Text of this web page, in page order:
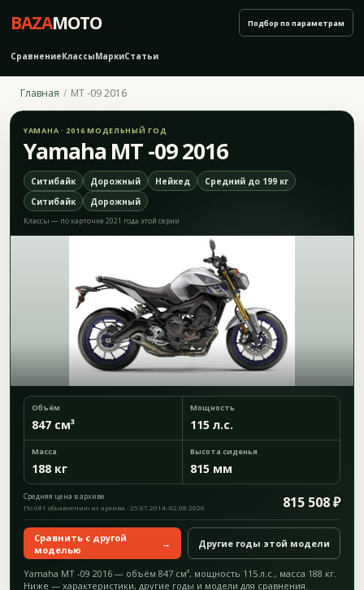
BAZAMOTO
СравнениеКлассыМаркиСтатьи
Подбор по параметрам
Главная MT -09 2016
YAMAHA · 2016 МОДЕЛЬНЫЙ ГОД
Yamaha MT -09 2016
Ситибайк Дорожный Нейкед
Средний до 199 кг
Ситибайк
Дорожный
Классы — по карточке 2021 года этой серии
Объём
847 см³
Мощность
115 л.с.
Масса
188 кг
Высота сиденья
815 мм
Средняя цена в архиве 815 508 ₽
По 681 объявлению из архива · 25.07.2014–02.08.2026
Сравнить с другой
моделью
→ Другие годы этой модели
Yamaha MT -09 2016 — объём 847 см³, мощность 115 л.с., масса 188 кг.
Ниже — характеристики, другие годы и модели для сравнения.